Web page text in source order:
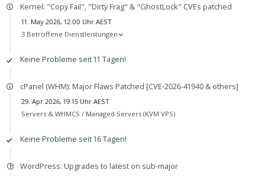
Kernel: "Copy Fail", "Dirty Frag" & "GhostLock" CVEs patched
11. May 2026, 12:00 Uhr AEST
3 Betroffene Dienstleistungen
Keine Probleme seit 11 Tagen!
cPanel (WHM): Major Flaws Patched [CVE-2026-41940 & others]
29. Apr 2026, 19:15 Uhr AEST
Servers & WHMCS / Managed Servers (KVM VPS)
Keine Probleme seit 16 Tagen!
WordPress: Upgrades to latest on sub-major